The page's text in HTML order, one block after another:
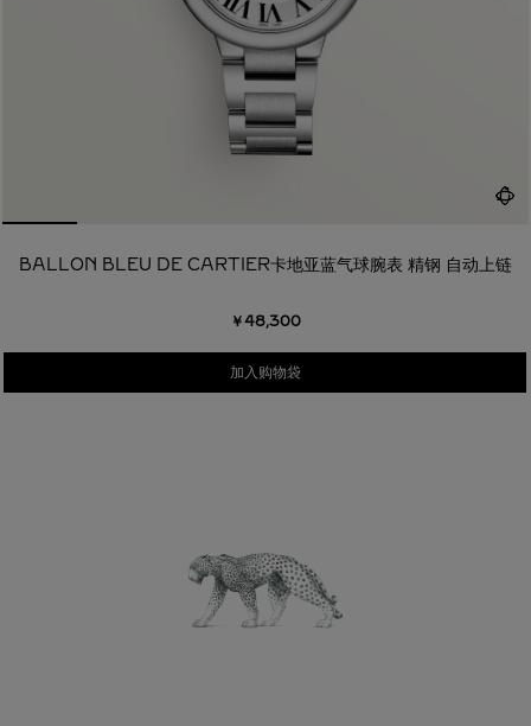
BALLON BLEU DE CARTIER卡地亚蓝气球腕表 精钢 自动上链
￥48,300
加入购物袋